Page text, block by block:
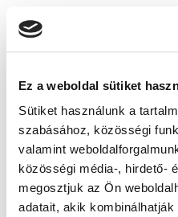
Ez a weboldal sütiket
Sütiket használunk a
szabásához, közösségi
valamint
közösségi média-, hirdető-
megosztjuk az Ön
adatait, akik